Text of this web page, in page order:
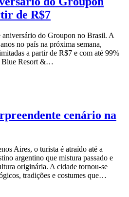
de R$7
aniversário do Groupon no Brasil. A
no país na próxima semana,
a partir de R$7 e com até 99%
Blue Resort &…
cenário na
Aires, o turista é atraído até a
argentino que mistura passado e
originária. A cidade tornou-se
tradições e costumes que…